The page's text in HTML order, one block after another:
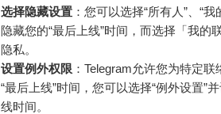
选择隐藏设置 ：您可以选择“所有人”、“
隐藏您的“最后上线”时间，而选择「我
隐私。
设置例外权限 ：Telegram允许您为特定
“最后上线”时间，您可以选择“例外设置”
线时间。